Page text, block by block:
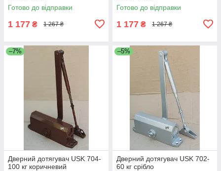
Готово до відправки
1 177 ₴ 1 267 ₴
Готово до відправки
1 177 ₴ 1 267 ₴
–7%
Дверний дотягувач USK 704-
100 кг коричневий
–5%
Дверний дотягувач USK 702-
60 кг срібло